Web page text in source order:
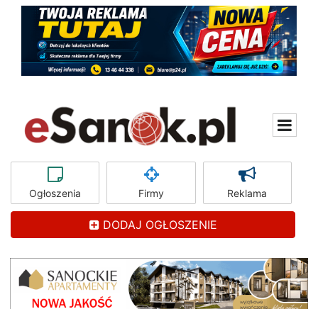
Ogłoszenia Firmy Reklama
DODAJ OGŁOSZENIE